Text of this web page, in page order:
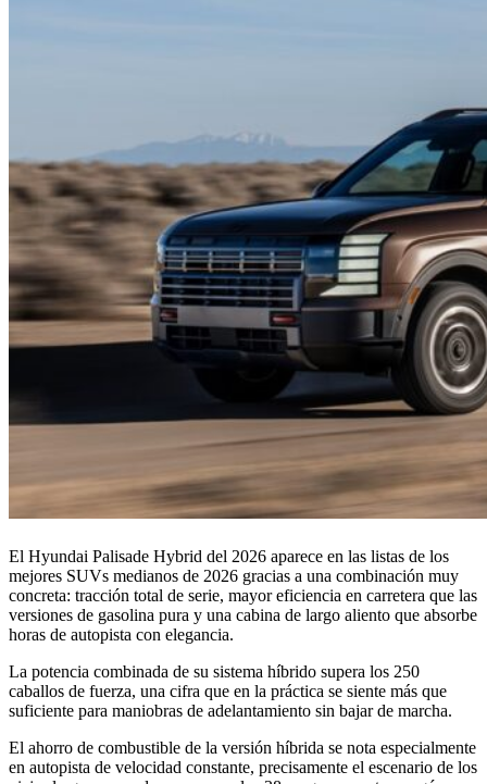
El Hyundai Palisade Hybrid del 2026 aparece en las listas de los
mejores SUVs medianos de 2026 gracias a una combinación muy
concreta: tracción total de serie, mayor eficiencia en carretera que las
versiones de gasolina pura y una cabina de largo aliento que absorbe
horas de autopista con elegancia.
La potencia combinada de su sistema híbrido supera los 250
caballos de fuerza, una cifra que en la práctica se siente más que
suficiente para maniobras de adelantamiento sin bajar de marcha.
El ahorro de combustible de la versión híbrida se nota especialmente
en autopista de velocidad constante, precisamente el escenario de los